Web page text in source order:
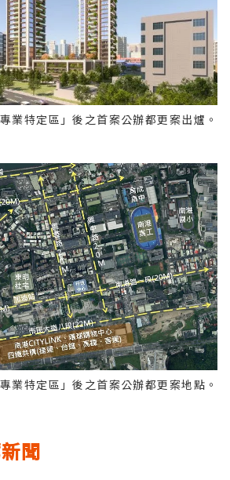
業特定區」後之首案公辦都更案出爐。
業特定區」後之首案公辦都更案地點。
聞